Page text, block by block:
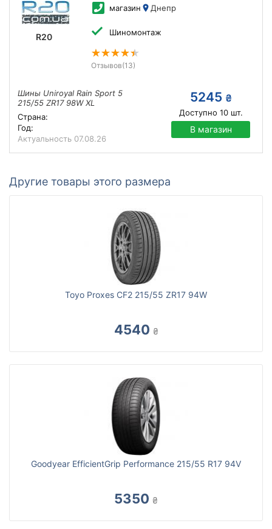
R20
магазин Днепр
Шиномонтаж
Отзывов(13)
Шины Uniroyal Rain Sport 5
215/55 ZR17 98W XL
Страна:
Год:
Актуальность 07.08.26
5245 ₴
Доступно 10шт.
В магазин
Другие товары этого размера
Toyo Proxes CF2 215/55 ZR17 94W
4540 ₴
Goodyear EfficientGrip Performance 215/55 R17 94V
5350 ₴